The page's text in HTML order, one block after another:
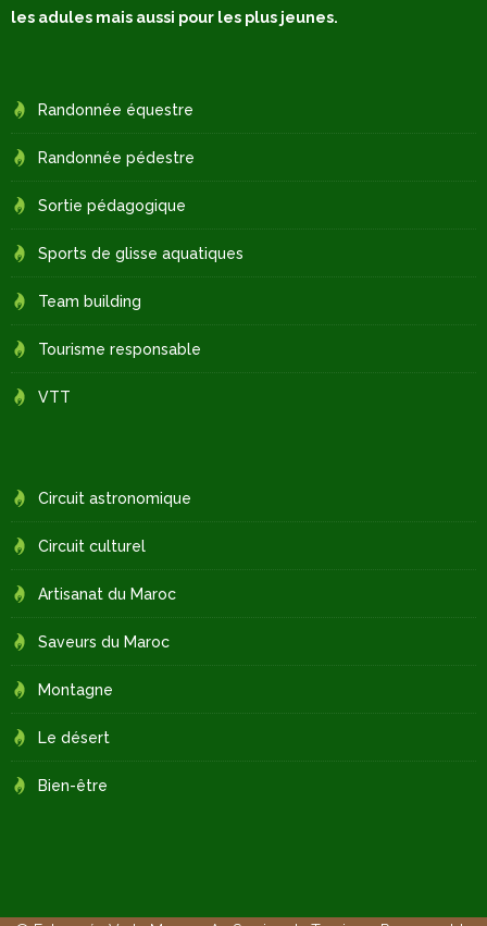
les adules mais aussi pour les plus jeunes.
Randonnée équestre
Randonnée pédestre
Sortie pédagogique
Sports de glisse aquatiques
Team building
Tourisme responsable
VTT
Circuit astronomique
Circuit culturel
Artisanat du Maroc
Saveurs du Maroc
Montagne
Le désert
Bien-être